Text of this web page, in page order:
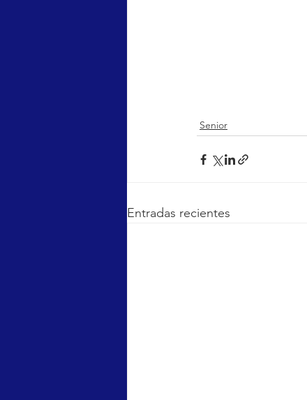
Senior
Entradas recientes